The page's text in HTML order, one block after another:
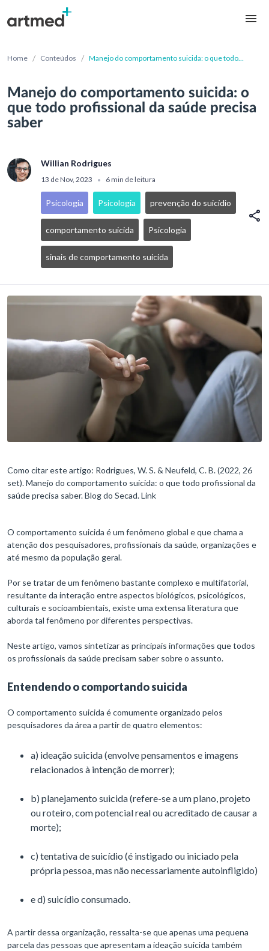
Home / Conteúdos / Manejo do comportamento suicida: o que todo
Manejo do comportamento suicida: o
que todo profissional da saúde precisa
saber
Willian Rodrigues
13 de Nov, 2023 • 6 min de leitura
Psicologia Psicologia prevenção do suicídio
comportamento suicida Psicologia
sinais de comportamento suicida
Como citar este artigo: Rodrigues, W. S. & Neufeld, C. B. (2022, 26
set). Manejo do comportamento suicida: o que todo profissional da
saúde precisa saber. Blog do Secad. Link
O comportamento suicida é um fenômeno global e que chama a
atenção dos pesquisadores, profissionais da saúde, organizações e
até mesmo da população geral.
Por se tratar de um fenômeno bastante complexo e multifatorial,
resultante da interação entre aspectos biológicos, psicológicos,
culturais e socioambientais, existe uma extensa literatura que
aborda tal fenômeno por diferentes perspectivas.
Neste artigo, vamos sintetizar as principais informações que todos
os profissionais da saúde precisam saber sobre o assunto.
Entendendo o comportando suicida
O comportamento suicida é comumente organizado pelos
pesquisadores da área a partir de quatro elementos:
a) ideação suicida (envolve pensamentos e imagens
relacionados à intenção de morrer);
b) planejamento suicida (refere-se a um plano, projeto
ou roteiro, com potencial real ou acreditado de causar a
morte);
c) tentativa de suicídio (é instigado ou iniciado pela
própria pessoa, mas não necessariamente autoinfligido)
e d) suicídio consumado.
A partir dessa organização, ressalta-se que apenas uma pequena
parcela das pessoas que apresentam a ideação suicida também